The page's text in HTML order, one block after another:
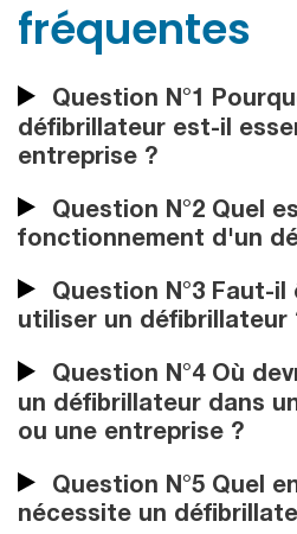
fréquentes
Question N°1
défibrillateur est-il
entreprise ?
Question N°2 Quel
fonctionnement d'un
Question N°3 Faut-
utiliser un défibrillateur
Question N°4 Où
un défibrillateur dans
ou une entreprise ?
Question N°5 Quel
nécessite un